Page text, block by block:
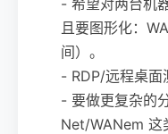
且要图形化：
间）。
- RDP/远程桌面
- 要做更复杂的
Net/WANem 这